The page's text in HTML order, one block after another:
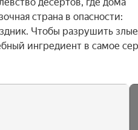
страна в опасности:
Чтобы разрушить
ингредиент в самое